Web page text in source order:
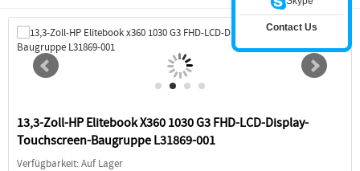
13,3-Zoll-HP Elitebook X360 1030 G3 FHD-LCD-Display-
Touchscreen-Baugruppe L31869-001
Verfügbarkeit: Auf Lager
Contact Us